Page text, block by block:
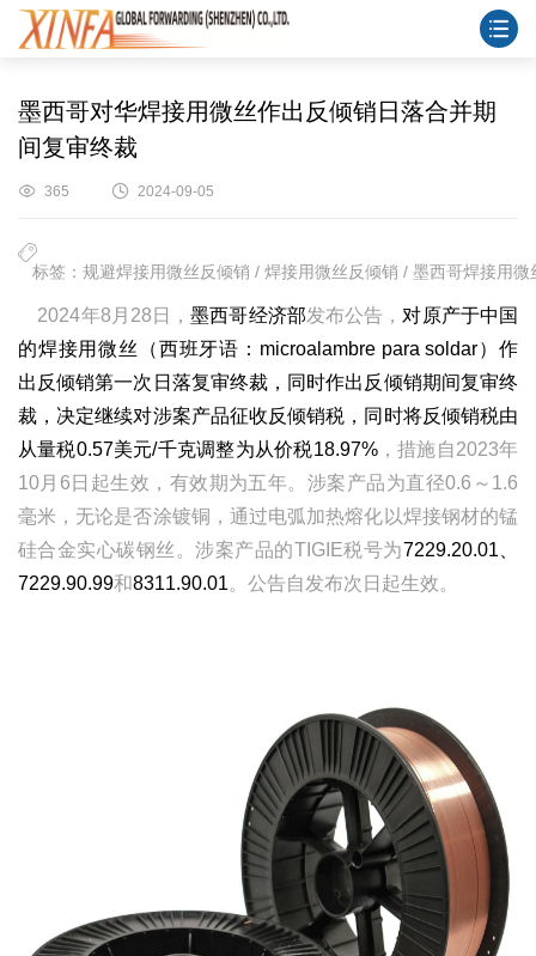
墨西哥对华焊接用微丝作出反倾销日落合并期
间复审终裁
365 2024-09-05
标签：规避焊接用微丝反倾销 / 焊接用微丝反倾销 / 墨西哥焊接用
2024年8月28日，墨西哥经济部发布公告， 对原产于中国
的焊接用微丝（西班牙语：microalambre para soldar）作
出反倾销第一次日落复审终裁，同时作出反倾销期间复审终
裁，决定继续对涉案产品征收反倾销税，同时将反倾销税由
从量税0.57美元/千克调整为从价税18.97%，措施自2023年
10月6日起生效，有效期为五年。涉案产品为直径0.6～1.6
毫米，无论是否涂镀铜，通过电弧加热熔化以焊接钢材的锰
硅合金实心碳钢丝。涉案产品的TIGIE税号为7229.20.01、
7229.90.99和8311.90.01。公告自发布次日起生效。